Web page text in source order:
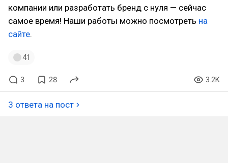
компании или разработать бренд с нуля — сейчас
самое время! Наши работы можно посмотреть на
сайте.
41
3 28 3.2K
3 ответа на пост